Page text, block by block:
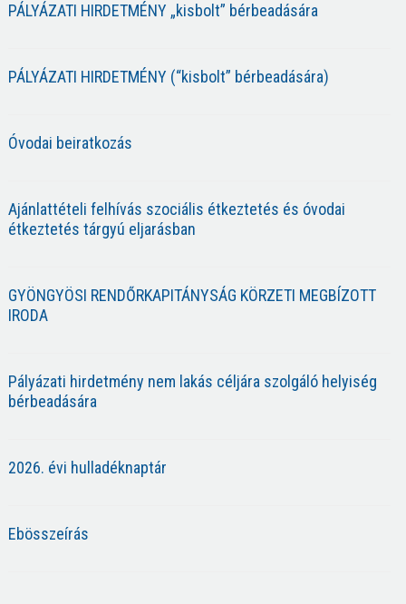
PÁLYÁZATI HIRDETMÉNY „kisbolt” bérbeadására
PÁLYÁZATI HIRDETMÉNY (“kisbolt” bérbeadására)
Óvodai beiratkozás
Ajánlattételi felhívás szociális étkeztetés és óvodai
étkeztetés tárgyú eljarásban
GYÖNGYÖSI RENDŐRKAPITÁNYSÁG KÖRZETI MEGBÍZOTT
IRODA
Pályázati hirdetmény nem lakás céljára szolgáló helyiség
bérbeadására
2026. évi hulladéknaptár
Ebösszeírás